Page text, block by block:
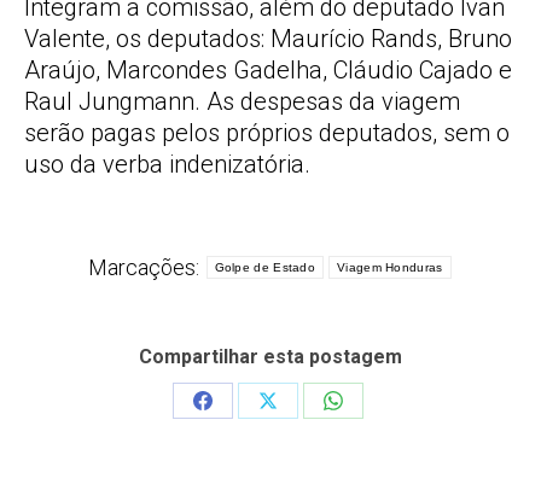
Integram a comissão, além do deputado Ivan
Valente, os deputados: Maurício Rands, Bruno
Araújo, Marcondes Gadelha, Cláudio Cajado e
Raul Jungmann. As despesas da viagem
serão pagas pelos próprios deputados, sem o
uso da verba indenizatória.
Marcações: Golpe de Estado Viagem Honduras
Compartilhar esta postagem
Share
Share
Share